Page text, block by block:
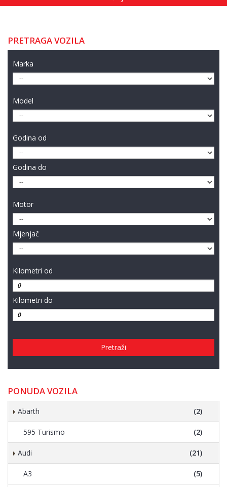
PRETRAGA VOZILA
Marka
Model
Godina od
Godina do
Motor
Mjenjač
Kilometri od
Kilometri do
Pretraži
PONUDA VOZILA
Abarth (2)
595 Turismo (2)
Audi (21)
A3 (5)